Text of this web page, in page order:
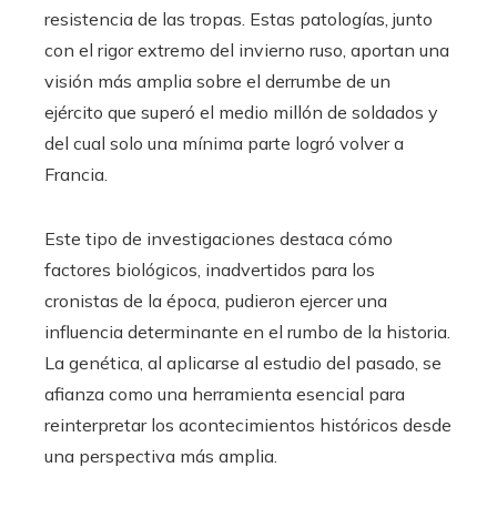
resistencia de las tropas. Estas patologías, junto
con el rigor extremo del invierno ruso, aportan una
visión más amplia sobre el derrumbe de un
ejército que superó el medio millón de soldados y
del cual solo una mínima parte logró volver a
Francia.
Este tipo de investigaciones destaca cómo
factores biológicos, inadvertidos para los
cronistas de la época, pudieron ejercer una
influencia determinante en el rumbo de la historia.
La genética, al aplicarse al estudio del pasado, se
afianza como una herramienta esencial para
reinterpretar los acontecimientos históricos desde
una perspectiva más amplia.